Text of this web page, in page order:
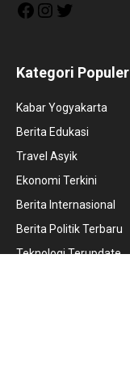
FacebookInstagram
Kategori Populer
Kabar Yogyakarta
Berita Edukasi
Travel Asyik
Ekonomi Terkini
Berita Internasional
Berita Politik Terbaru
Teknologi Terupdate